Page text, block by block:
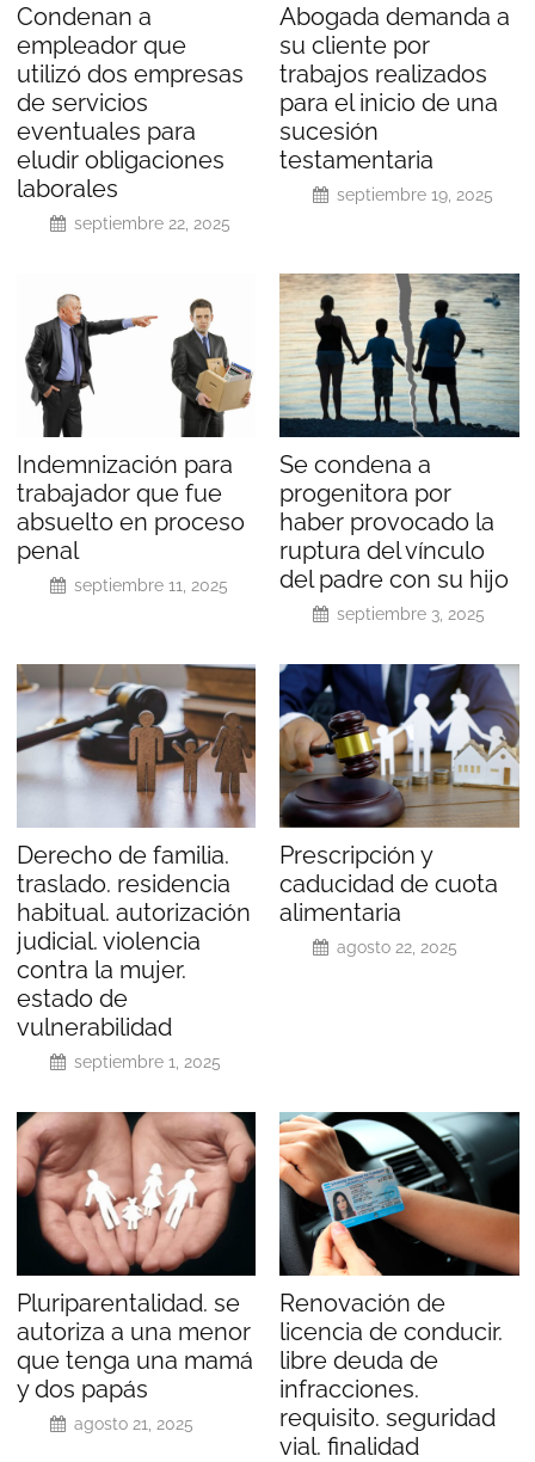
Condenan a
empleador que
utilizó dos empresas
de servicios
eventuales para
eludir obligaciones
laborales
septiembre 22, 2025
Abogada demanda a
su cliente por
trabajos realizados
para el inicio de una
sucesión
testamentaria
septiembre 19, 2025
Indemnización para
trabajador que fue
absuelto en proceso
penal
septiembre 11, 2025
Se condena a
progenitora por
haber provocado la
ruptura del vínculo
del padre con su hijo
septiembre 3, 2025
Derecho de familia.
traslado. residencia
habitual. autorización
judicial. violencia
contra la mujer.
estado de
vulnerabilidad
septiembre 1, 2025
Prescripción y
caducidad de cuota
alimentaria
agosto 22, 2025
Pluriparentalidad. se
autoriza a una menor
que tenga una mamá
y dos papás
agosto 21, 2025
Renovación de
licencia de conducir.
libre deuda de
infracciones.
requisito. seguridad
vial. finalidad